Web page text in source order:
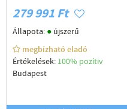
279 991 Ft
Állapota: ● újszerű
megbízható eladó
Értékelések: 100% pozítiv
Budapest